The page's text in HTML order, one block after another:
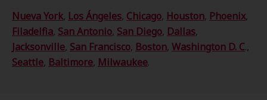
Nueva York, Los Ángeles, Chicago, Houston, Phoenix,
Filadelfia, San Antonio, San Diego, Dallas,
Jacksonville, San Francisco, Boston, Washington D. C.,
Seattle, Baltimore, Milwaukee.